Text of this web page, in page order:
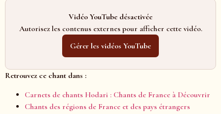
Vidéo YouTube désactivée
Autorisez les contenus externes pour afficher cette vidéo.
Gérer les vidéos YouTube
Retrouvez ce chant dans :
Carnets de chants Hodari : Chants de France à Découvrir
Chants des régions de France et des pays étrangers